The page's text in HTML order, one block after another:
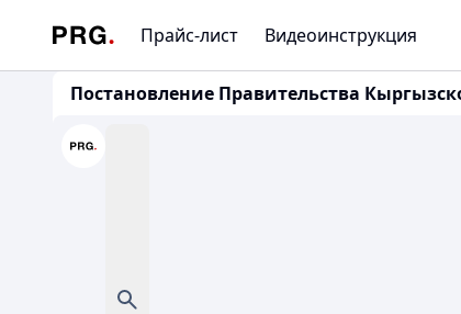
Прайс-лист Видеоинструкция
Постановление Правительства